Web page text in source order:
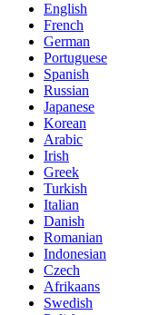
English
French
German
Portuguese
Spanish
Russian
Japanese
Korean
Arabic
Irish
Greek
Turkish
Italian
Danish
Romanian
Indonesian
Czech
Afrikaans
Swedish